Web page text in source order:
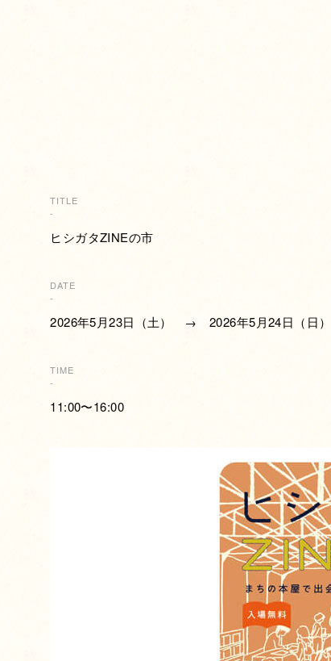
TITLE
-
ヒシガタZINEの市
DATE
-
2026年5月23日（土） → 2026年5月24日（日）
TIME
-
11:00〜16:00